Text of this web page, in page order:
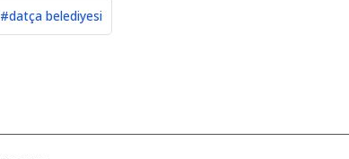
#datça belediyesi